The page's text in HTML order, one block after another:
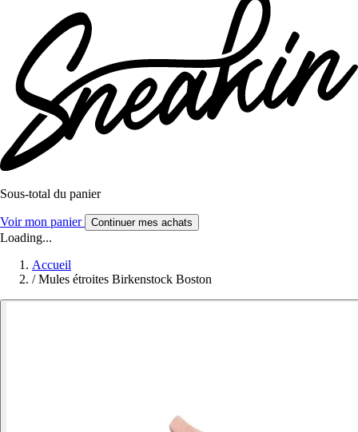
Sous-total du panier
Voir mon panier Continuer mes achats
Loading...
Accueil
/ Mules étroites Birkenstock Boston